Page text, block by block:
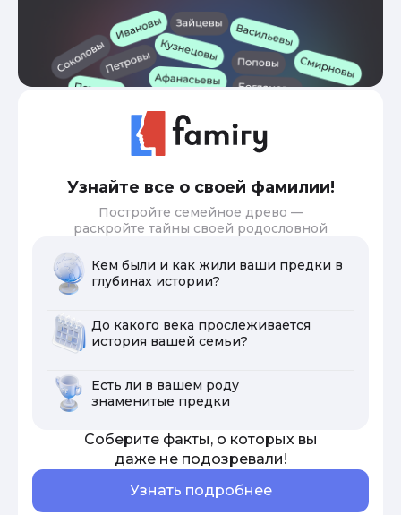
Узнайте все о своей фамилии!
Постройте семейное древо —
раскройте тайны своей родословной
Кем были и как жили ваши предки в
глубинах истории?
До какого века прослеживается
история вашей семьи?
Есть ли в вашем роду
знаменитые предки
Соберите факты, о которых вы
даже не подозревали!
Узнать подробнее